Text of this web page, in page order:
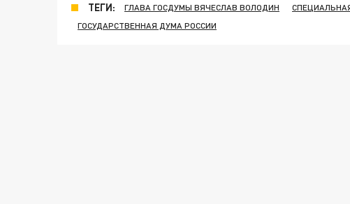
ТЕГИ: ГЛАВА ГОСДУМЫ ВЯЧЕСЛАВ ВОЛОДИН
ГОСУДАРСТВЕННАЯ ДУМА РОССИИ